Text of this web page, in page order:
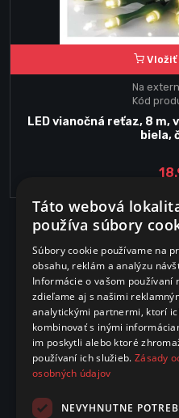
Vložiť
Na
Kód
LED vianočná reťaz, 8
biela,
Táto webová
používa súbory
Súbory cookie používame na
obsahu, reklám a analýzu
Informácie o vašom používaní
zdieľame aj s našimi
analytickými partnermi, ktorí
kombinovať s inými
im poskytli alebo ktoré
používaní ich služieb. Zásady
osobných údajov
NEVYHNUTNE